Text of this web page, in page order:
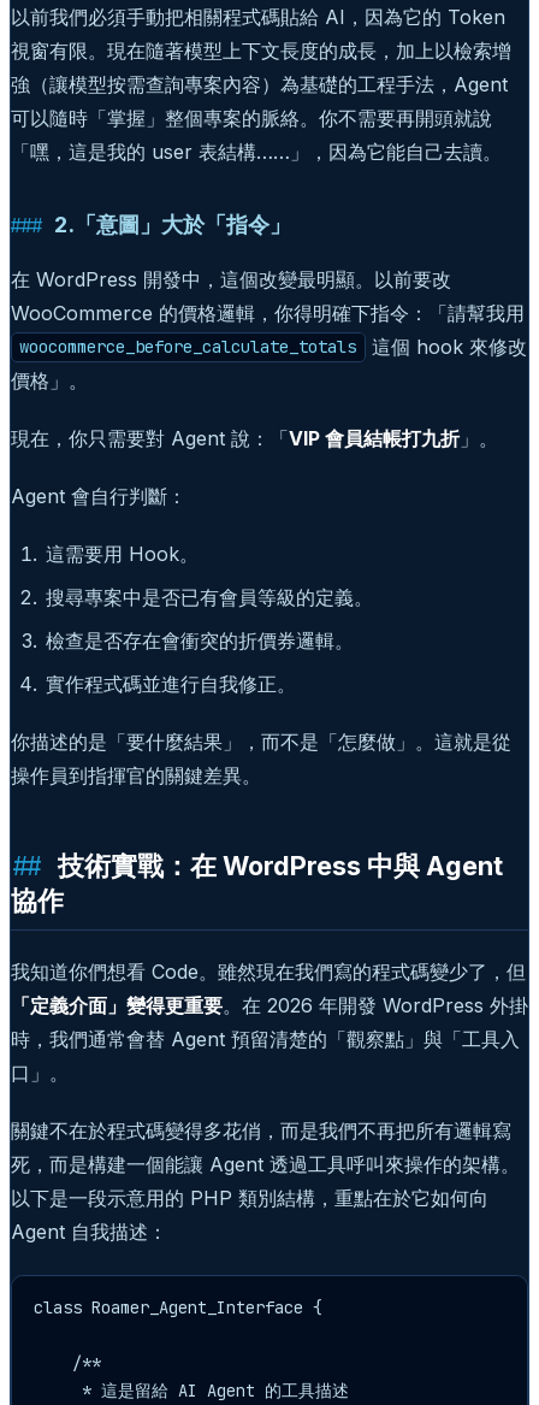
以前我們必須手動把相關程式碼貼給 AI，因為它的 Token
視窗有限。現在隨著模型上下文長度的成長，加上以檢索增
強（讓模型按需查詢專案內容）為基礎的工程手法，Agent
可以隨時「掌握」整個專案的脈絡。你不需要再開頭就說
「嘿，這是我的 user 表結構……」，因為它能自己去讀。
2.「意圖」大於「指令」
在 WordPress 開發中，這個改變最明顯。以前要改
WooCommerce 的價格邏輯，你得明確下指令：「請幫我用
woocommerce_before_calculate_totals
這個 hook 來修改
價格」。
現在，你只需要對 Agent 說：「VIP 會員結帳打九折」。
Agent 會自行判斷：
這需要用 Hook。
搜尋專案中是否已有會員等級的定義。
檢查是否存在會衝突的折價券邏輯。
實作程式碼並進行自我修正。
你描述的是「要什麼結果」，而不是「怎麼做」。這就是從
操作員到指揮官的關鍵差異。
技術實戰：在 WordPress 中與 Agent
協作
我知道你們想看 Code。雖然現在我們寫的程式碼變少了，但
「定義介面」變得更重要。在 2026 年開發 WordPress 外掛
時，我們通常會替 Agent 預留清楚的「觀察點」與「工具入
口」。
關鍵不在於程式碼變得多花俏，而是我們不再把所有邏輯寫
死，而是構建一個能讓 Agent 透過工具呼叫來操作的架構。
以下是一段示意用的 PHP 類別結構，重點在於它如何向
Agent 自我描述：
class Roamer_Agent_Interface {
    /**
     * 這是留給 AI Agent 的工具描述